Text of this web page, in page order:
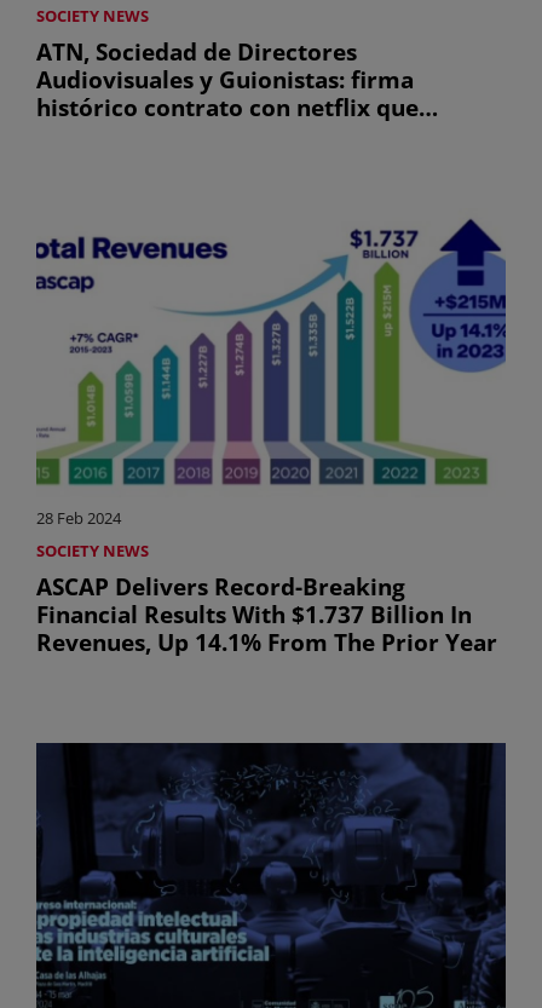
SOCIETY NEWS
ATN, Sociedad de Directores
Audiovisuales y Guionistas: firma
histórico contrato con netflix que
28 Feb 2024
SOCIETY NEWS
ASCAP Delivers Record-Breaking
Financial Results With $1.737 Billion In
Revenues, Up 14.1% From The Prior Year